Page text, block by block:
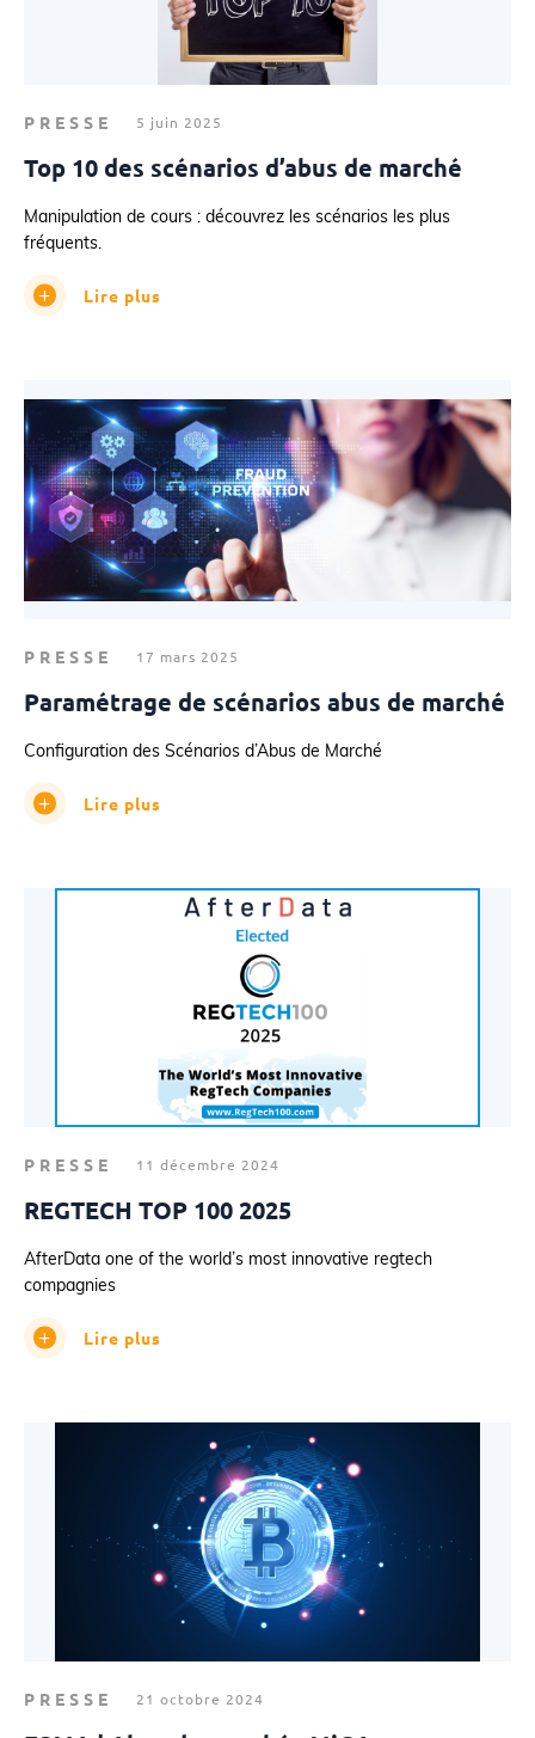
PRESSE 5 juin 2025
Top 10 des scénarios d’abus de marché
Manipulation de cours : découvrez les scénarios les plus
fréquents.
Lire plus
PRESSE 17 mars 2025
Paramétrage de scénarios abus de marché
Configuration des Scénarios d’Abus de Marché
Lire plus
PRESSE 11 décembre 2024
REGTECH TOP 100 2025
AfterData one of the world’s most innovative regtech
compagnies
Lire plus
PRESSE 21 octobre 2024